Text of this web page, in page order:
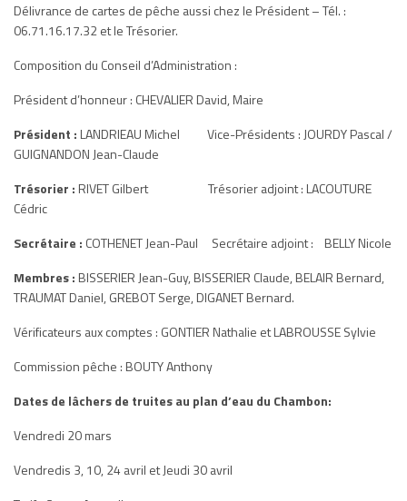
Délivrance de cartes de pêche aussi chez le Président – Tél. :
06.71.16.17.32 et le Trésorier.
Composition du Conseil d’Administration :
Président d’honneur : CHEVALIER David, Maire
Président : LANDRIEAU Michel Vice-Présidents : JOURDY Pascal /
GUIGNANDON Jean-Claude
Trésorier : RIVET Gilbert Trésorier adjoint : LACOUTURE
Cédric
Secrétaire : COTHENET Jean-Paul Secrétaire adjoint : BELLY Nicole
Membres : BISSERIER Jean-Guy, BISSERIER Claude, BELAIR Bernard,
TRAUMAT Daniel, GREBOT Serge, DIGANET Bernard.
Vérificateurs aux comptes : GONTIER Nathalie et LABROUSSE Sylvie
Commission pêche : BOUTY Anthony
Dates de lâchers de truites au plan d’eau du Chambon:
Vendredi 20 mars
Vendredis 3, 10, 24 avril et Jeudi 30 avril